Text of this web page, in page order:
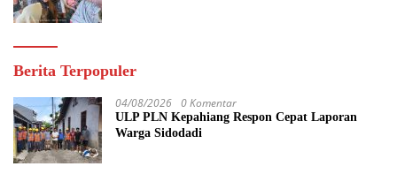
Berita Terpopuler
04/08/2026 0 Komentar
ULP PLN Kepahiang Respon Cepat Laporan
Warga Sidodadi